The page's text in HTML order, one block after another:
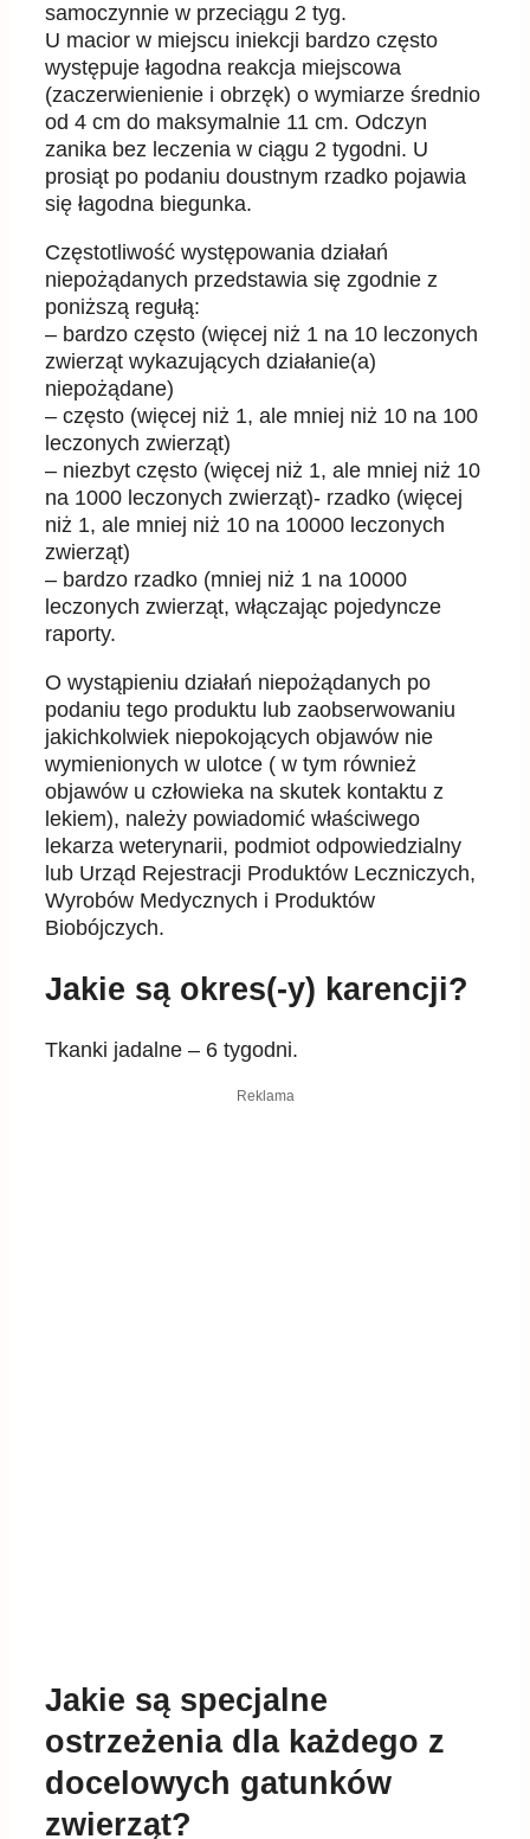
samoczynnie w przeciągu 2 tyg.
U macior w miejscu iniekcji bardzo często
występuje łagodna reakcja miejscowa
(zaczerwienienie i obrzęk) o wymiarze średnio
od 4 cm do maksymalnie 11 cm. Odczyn
zanika bez leczenia w ciągu 2 tygodni. U
prosiąt po podaniu doustnym rzadko pojawia
się łagodna biegunka.
Częstotliwość występowania działań
niepożądanych przedstawia się zgodnie z
poniższą regułą:
– bardzo często (więcej niż 1 na 10 leczonych
zwierząt wykazujących działanie(a)
niepożądane)
– często (więcej niż 1, ale mniej niż 10 na 100
leczonych zwierząt)
– niezbyt często (więcej niż 1, ale mniej niż 10
na 1000 leczonych zwierząt)- rzadko (więcej
niż 1, ale mniej niż 10 na 10000 leczonych
zwierząt)
– bardzo rzadko (mniej niż 1 na 10000
leczonych zwierząt, włączając pojedyncze
raporty.
O wystąpieniu działań niepożądanych po
podaniu tego produktu lub zaobserwowaniu
jakichkolwiek niepokojących objawów nie
wymienionych w ulotce ( w tym również
objawów u człowieka na skutek kontaktu z
lekiem), należy powiadomić właściwego
lekarza weterynarii, podmiot odpowiedzialny
lub Urząd Rejestracji Produktów Leczniczych,
Wyrobów Medycznych i Produktów
Biobójczych.
Jakie są okres(-y) karencji?
Tkanki jadalne – 6 tygodni.
Reklama
Jakie są specjalne
ostrzeżenia dla każdego z
docelowych gatunków
zwierząt?